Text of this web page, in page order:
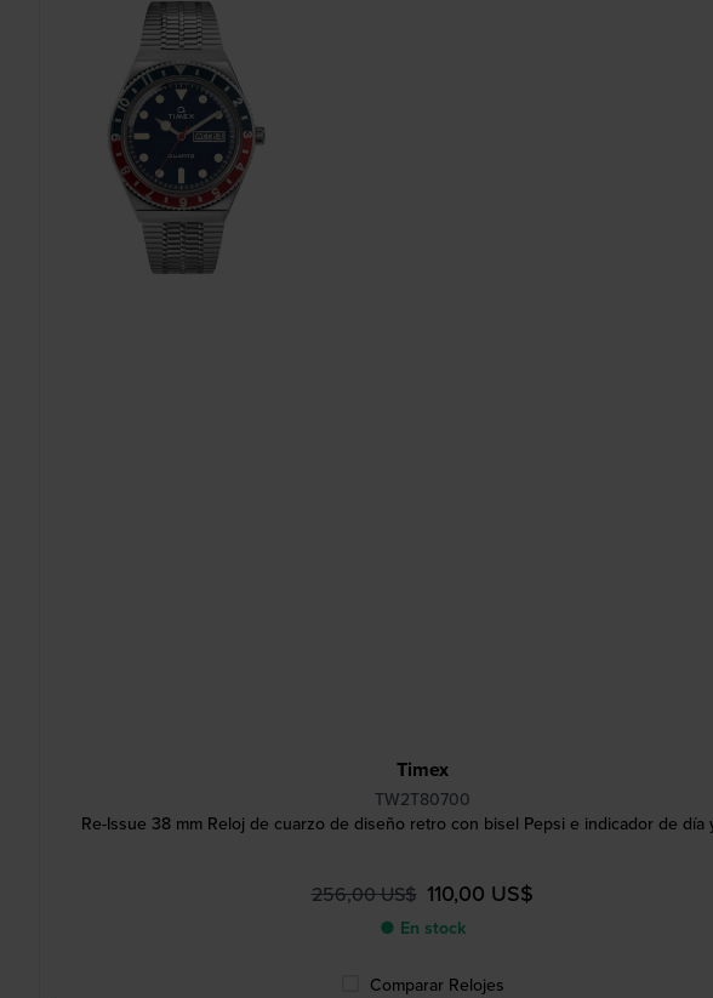
Timex
TW2T80700
Re-Issue 38 mm Reloj de cuarzo de diseño retro con bisel Pepsi e indicador de día
256,00 US$ 110,00 US$
● En stock
Comparar Relojes